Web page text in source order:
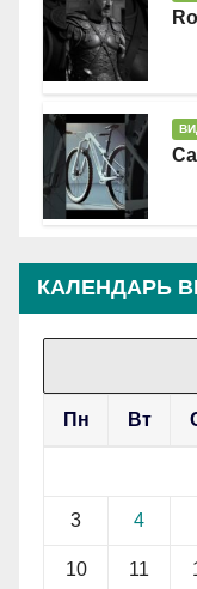
КАЛЕНДАРЬ
Пн Вт
3 4
10 11